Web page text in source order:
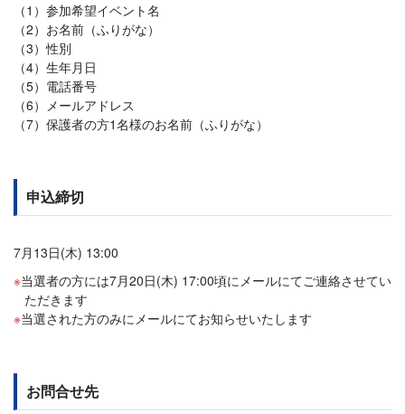
（1）参加希望イベント名
（2）お名前（ふりがな）
（3）性別
（4）生年月日
（5）電話番号
（6）メールアドレス
（7）保護者の方1名様のお名前（ふりがな）
申込締切
7月13日(木) 13:00
当選者の方には7月20日(木) 17:00頃にメールにてご連絡させてい
ただきます
当選された方のみにメールにてお知らせいたします
お問合せ先